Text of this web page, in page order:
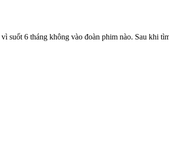
6 tháng không vào đoàn phim nào. Sau khi